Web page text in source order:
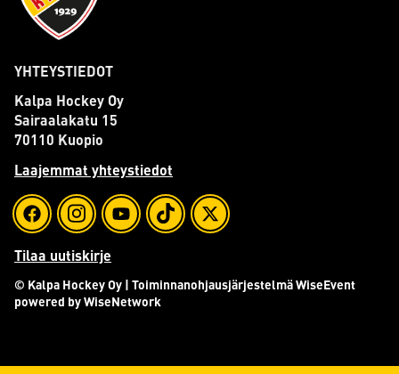
YHTEYSTIEDOT
Kalpa Hockey Oy
Sairaalakatu 15
70110 Kuopio
Laajemmat yhteystiedot
Tilaa uutiskirje
© Kalpa Hockey Oy | ToiminnanohjausjärjestelmäWiseEvent
powered byWiseNetwork